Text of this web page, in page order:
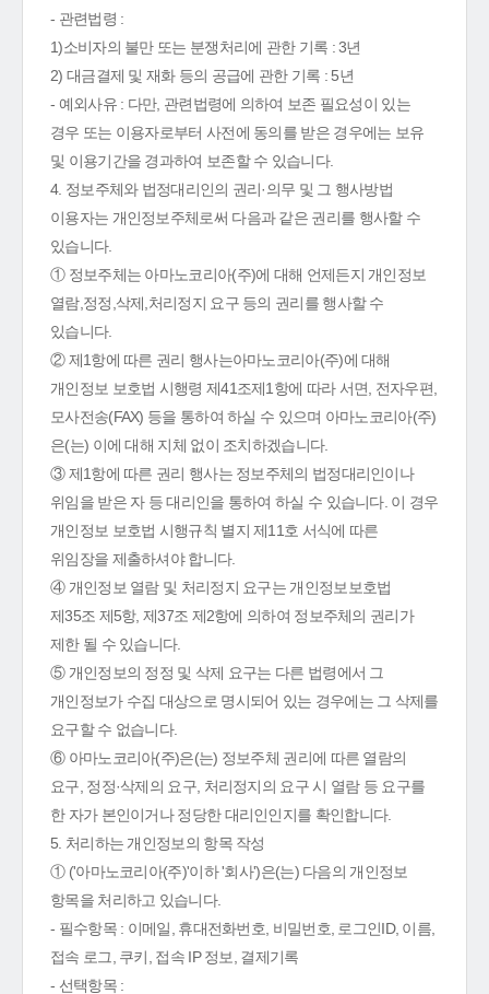
- 관련법령 :
1)소비자의 불만 또는 분쟁처리에 관한 기록 : 3년
2) 대금결제 및 재화 등의 공급에 관한 기록 : 5년
- 예외사유 : 다만, 관련법령에 의하여 보존 필요성이 있는
경우 또는 이용자로부터 사전에 동의를 받은 경우에는 보유
및 이용기간을 경과하여 보존할 수 있습니다.
4. 정보주체와 법정대리인의 권리·의무 및 그 행사방법
이용자는 개인정보주체로써 다음과 같은 권리를 행사할 수
있습니다.
① 정보주체는 아마노코리아(주)에 대해 언제든지 개인정보
열람,정정,삭제,처리정지 요구 등의 권리를 행사할 수
있습니다.
② 제1항에 따른 권리 행사는아마노코리아(주)에 대해
개인정보 보호법 시행령 제41조제1항에 따라 서면, 전자우편,
모사전송(FAX) 등을 통하여 하실 수 있으며 아마노코리아(주)
은(는) 이에 대해 지체 없이 조치하겠습니다.
③ 제1항에 따른 권리 행사는 정보주체의 법정대리인이나
위임을 받은 자 등 대리인을 통하여 하실 수 있습니다. 이 경우
개인정보 보호법 시행규칙 별지 제11호 서식에 따른
위임장을 제출하셔야 합니다.
④ 개인정보 열람 및 처리정지 요구는 개인정보보호법
제35조 제5항, 제37조 제2항에 의하여 정보주체의 권리가
제한 될 수 있습니다.
⑤ 개인정보의 정정 및 삭제 요구는 다른 법령에서 그
개인정보가 수집 대상으로 명시되어 있는 경우에는 그 삭제를
요구할 수 없습니다.
⑥ 아마노코리아(주)은(는) 정보주체 권리에 따른 열람의
요구, 정정·삭제의 요구, 처리정지의 요구 시 열람 등 요구를
한 자가 본인이거나 정당한 대리인인지를 확인합니다.
5. 처리하는 개인정보의 항목 작성
① ('아마노코리아(주)'이하 '회사')은(는) 다음의 개인정보
항목을 처리하고 있습니다.
- 필수항목 : 이메일, 휴대전화번호, 비밀번호, 로그인ID, 이름,
접속 로그, 쿠키, 접속 IP 정보, 결제기록
- 선택항목 :